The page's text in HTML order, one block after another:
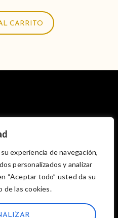
experiencia de navegación,
personalizados y analizar
“Aceptar todo” usted da su
de las cookies.
CARRITO